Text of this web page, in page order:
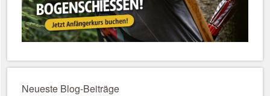
Neueste Blog-Beiträge